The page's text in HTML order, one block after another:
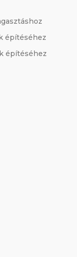
építéséhez
építéséhez